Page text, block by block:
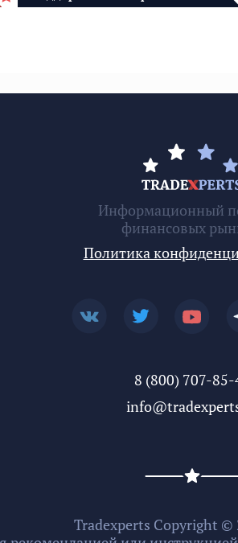
Информационный
финансовых
Политика
8 (800) 707-85-
Tradexperts Copyright ©